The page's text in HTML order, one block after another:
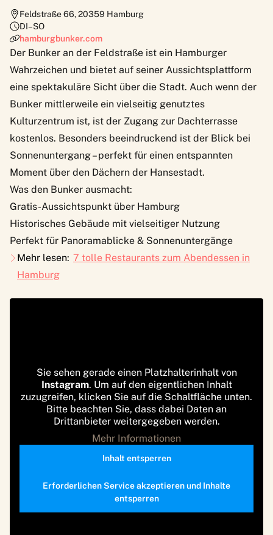
Feldstraße 66,20359 Hamburg
DI–SO
hamburgbunker.com
Der Bunker an der Feldstraße ist ein Hamburger
Wahrzeichen und bietet auf seiner Aussichtsplattform
eine spektakuläre Sicht über die Stadt. Auch wenn der
Bunker mittlerweile ein vielseitig genutztes
Kulturzentrum ist, ist der Zugang zur Dachterrasse
kostenlos. Besonders beeindruckend ist der Blick bei
Sonnenuntergang – perfekt für einen entspannten
Moment über den Dächern der Hansestadt.
Was den Bunker ausmacht:
Gratis-Aussichtspunkt über Hamburg
Historisches Gebäude mit vielseitiger Nutzung
Perfekt für Panoramablicke & Sonnenuntergänge
Mehr lesen: 7 tolle Restaurants zum Abendessen in
Hamburg
Sie sehen gerade einen Platzhalterinhalt von
Instagram. Um auf den eigentlichen Inhalt
zuzugreifen, klicken Sie auf die Schaltfläche unten.
Bitte beachten Sie, dass dabei Daten an
Drittanbieter weitergegeben werden.
Mehr Informationen
Inhalt entsperren
Erforderlichen Service akzeptieren und Inhalte
entsperren